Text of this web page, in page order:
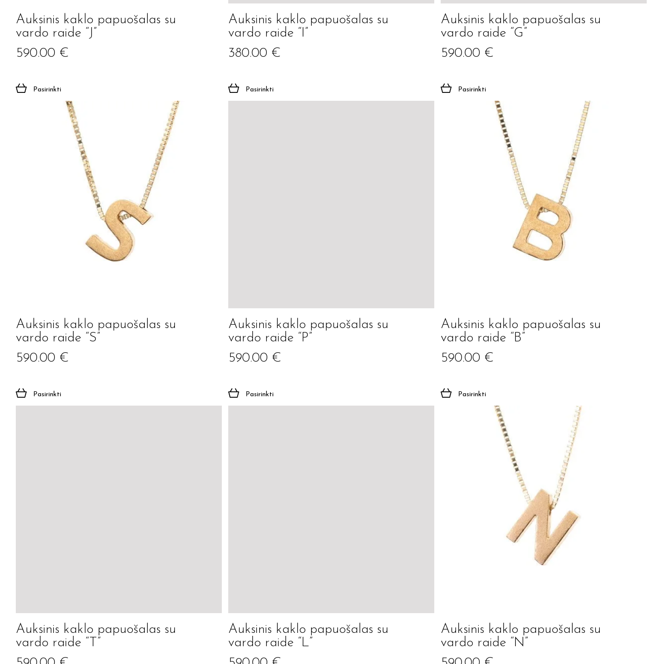
Auksinis kaklo papuošalas su
vardo raide “J”
590.00 €
Pasirinkti
Auksinis kaklo papuošalas su
vardo raide “I”
380.00 €
Pasirinkti
Auksinis kaklo papuošalas su
vardo raide “G”
590.00 €
Pasirinkti
Auksinis kaklo papuošalas su
vardo raide “S”
590.00 €
Pasirinkti
Auksinis kaklo papuošalas su
vardo raide “P”
590.00 €
Pasirinkti
Auksinis kaklo papuošalas su
vardo raide “B”
590.00 €
Pasirinkti
Auksinis kaklo papuošalas su
vardo raide “T”
Auksinis kaklo papuošalas su
vardo raide “L”
Auksinis kaklo papuošalas su
vardo raide “N”
Prenumeruoti